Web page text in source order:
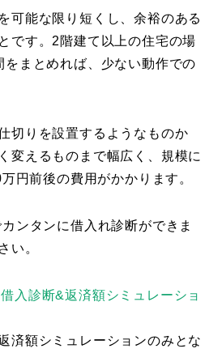
可能な限り短くし、余裕のある
です。2階建て以上の住宅の場
まとめれば、少ない動作での
切りを設置するようなものか
変えるものまで幅広く、規模に
円前後の費用がかかります。
ンタンに借入れ診断ができま
い。
入診断&返済額シミュレーショ
済額シミュレーションのみとな